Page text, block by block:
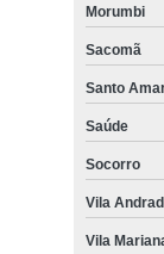
Morumbi
Sacomã
Santo
Saúde
Socorro
Vila
Vila